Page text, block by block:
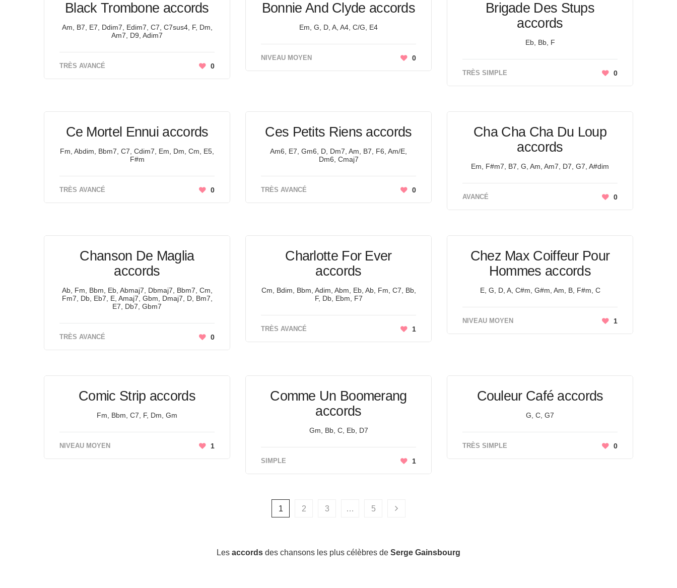
Black Trombone accords
Am, B7, E7, Ddim7, Edim7, C7, C7sus4, F, Dm,
Am7, D9, Adim7
TRÈS AVANCÉ 0
Bonnie And Clyde accords
Em, G, D, A, A4, C/G, E4
NIVEAU MOYEN 0
Brigade Des Stups
accords
Eb, Bb, F
TRÈS SIMPLE 0
Ce Mortel Ennui accords
Fm, Abdim, Bbm7, C7, Cdim7, Em, Dm, Cm, E5,
F#m
TRÈS AVANCÉ 0
Ces Petits Riens accords
Am6, E7, Gm6, D, Dm7, Am, B7, F6, Am/E,
Dm6, Cmaj7
TRÈS AVANCÉ 0
Cha Cha Cha Du Loup
accords
Em, F#m7, B7, G, Am, Am7, D7, G7, A#dim
AVANCÉ 0
Chanson De Maglia
accords
Ab, Fm, Bbm, Eb, Abmaj7, Dbmaj7, Bbm7, Cm,
Fm7, Db, Eb7, E, Amaj7, Gbm, Dmaj7, D, Bm7,
E7, Db7, Gbm7
TRÈS AVANCÉ 0
Charlotte For Ever
accords
Cm, Bdim, Bbm, Adim, Abm, Eb, Ab, Fm, C7, Bb,
F, Db, Ebm, F7
TRÈS AVANCÉ 1
Chez Max Coiffeur Pour
Hommes accords
E, G, D, A, C#m, G#m, Am, B, F#m, C
NIVEAU MOYEN 1
Comic Strip accords
Fm, Bbm, C7, F, Dm, Gm
NIVEAU MOYEN 1
Comme Un Boomerang
accords
Gm, Bb, C, Eb, D7
SIMPLE 1
Couleur Café accords
G, C, G7
TRÈS SIMPLE 0
1 2 3 … 5
Les accords des chansons les plus célèbres de Serge Gainsbourg